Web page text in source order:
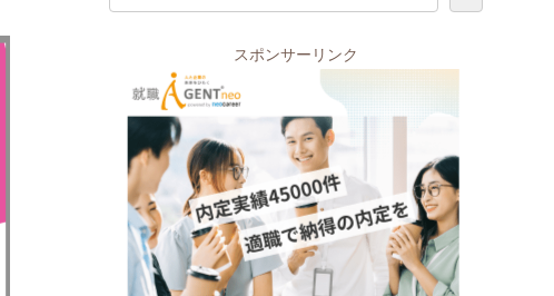
スポンサーリンク